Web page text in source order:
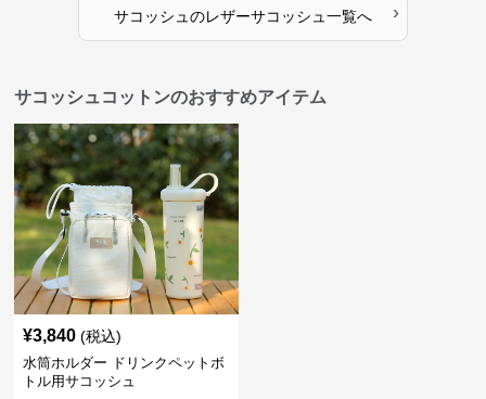
サコッシュ のレザーサコッシュ 一覧へ ›
サコッシュコットンのおすすめアイテム
¥3,840 (税込)
水筒ホルダー ドリンクペットボ
トル用サコッシュ